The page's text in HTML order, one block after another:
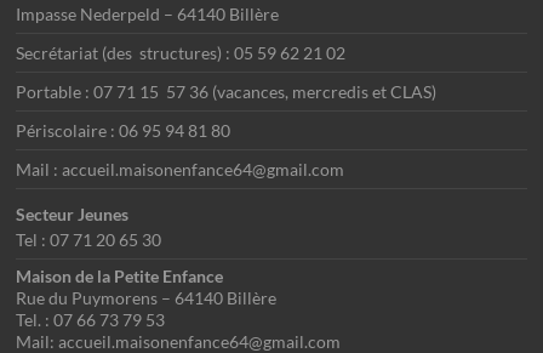
Impasse Nederpeld – 64140 Billère
Secrétariat (des structures) : 05 59 62 21 02
Portable : 07 71 15 57 36 (vacances, mercredis et CLAS)
Périscolaire : 06 95 94 81 80
Mail : accueil.maisonenfance64@gmail.com
Secteur Jeunes
Tel : 07 71 20 65 30
Maison de la Petite Enfance
Rue du Puymorens – 64140 Billère
Tel. : 07 66 73 79 53
Mail: accueil.maisonenfance64@gmail.com